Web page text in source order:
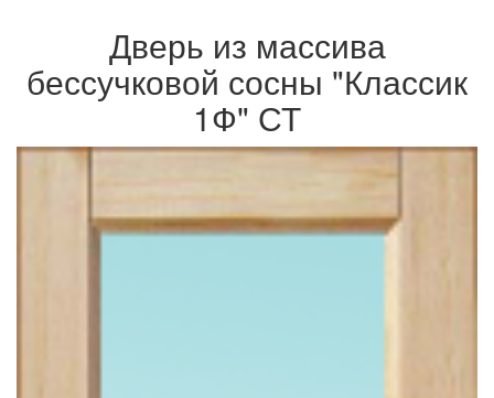
Дверь из массива
бессучковой сосны "Классик
1Ф" СТ